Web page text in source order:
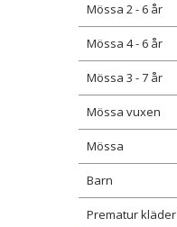
Mössa 2 - 6 år
Mössa 4 - 6 år
Mössa 3 - 7 år
Mössa vuxen
Mössa
Barn
Prematur kläder